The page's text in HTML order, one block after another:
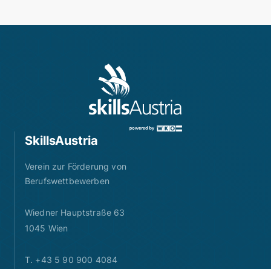
SkillsAustria
Verein zur Förderung von
Berufswettbewerben
Wiedner Hauptstraße 63
1045 Wien
T. +43 5 90 900 4084